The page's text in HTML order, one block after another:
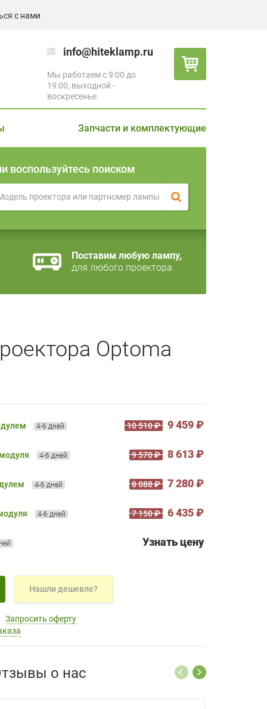
с нами
info@hiteklamp.ru
Мы работаем с 9:00 до
19:00, выходной -
воскресенье
Запчасти и комплектующие
воспользуйтесь поиском
Поставим любую лампу,
для любого проектора
Optoma
4-6 дней 10 510 ₽ 9 459 ₽
4-6 дней 9 570 ₽ 8 613 ₽
4-6 дней 8 088 ₽ 7 280 ₽
4-6 дней 7 150 ₽ 6 435 ₽
Узнать цену
Нашли дешевле?
Запросить оферту
о нас